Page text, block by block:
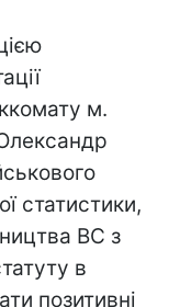
м.
статистики,
ВС з
в
позитивні